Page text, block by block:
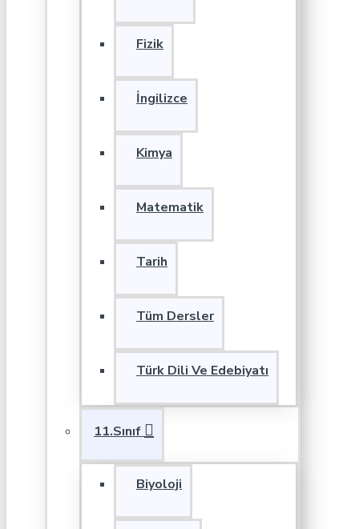
Fizik
İngilizce
Kimya
Matematik
Tarih
Tüm Dersler
Türk Dili Ve Edebiyatı
11.Sınıf
Biyoloji